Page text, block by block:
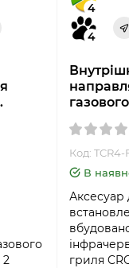
2
4
4
Код: TCR4-
В
Аксесуар
гриля